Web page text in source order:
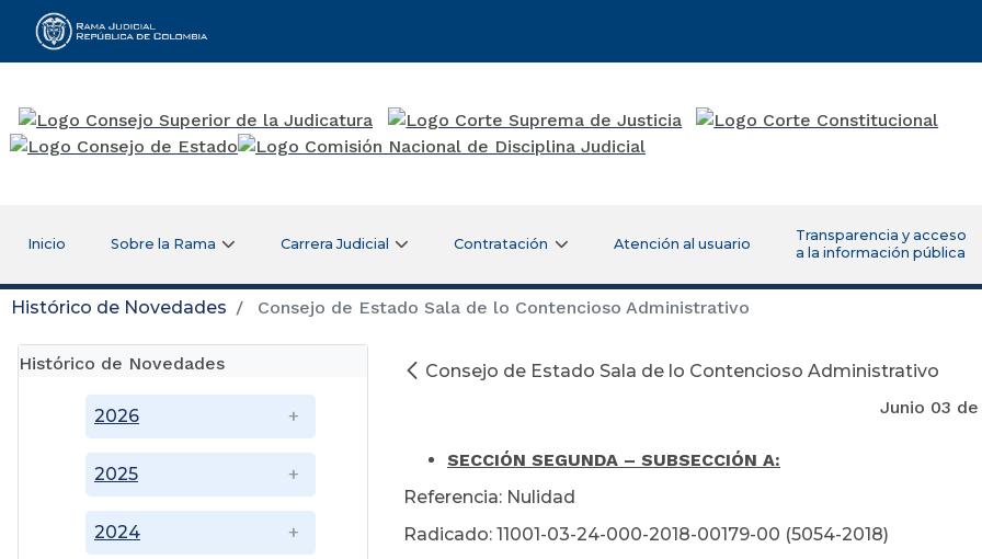
Rama Judicial
Inicio Sobre la Rama Carrera Judicial Contratación Atención al usuario
Transparencia y acceso
a la información pública
Histórico de Novedades Consejo de Estado Sala de lo Contencioso Administrativo
Histórico de Novedades
2024
2025
2026
Consejo de Estado Sala de lo Contencioso Administrativo
Junio 03 de
SECCIÓN SEGUNDA – SUBSECCIÓN A:
Referencia: Nulidad
Radicado: 11001-03-24-000-2018-00179-00 (5054-2018)